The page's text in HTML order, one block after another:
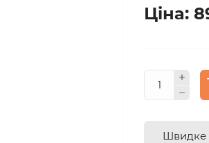
Ціна:
Швидке